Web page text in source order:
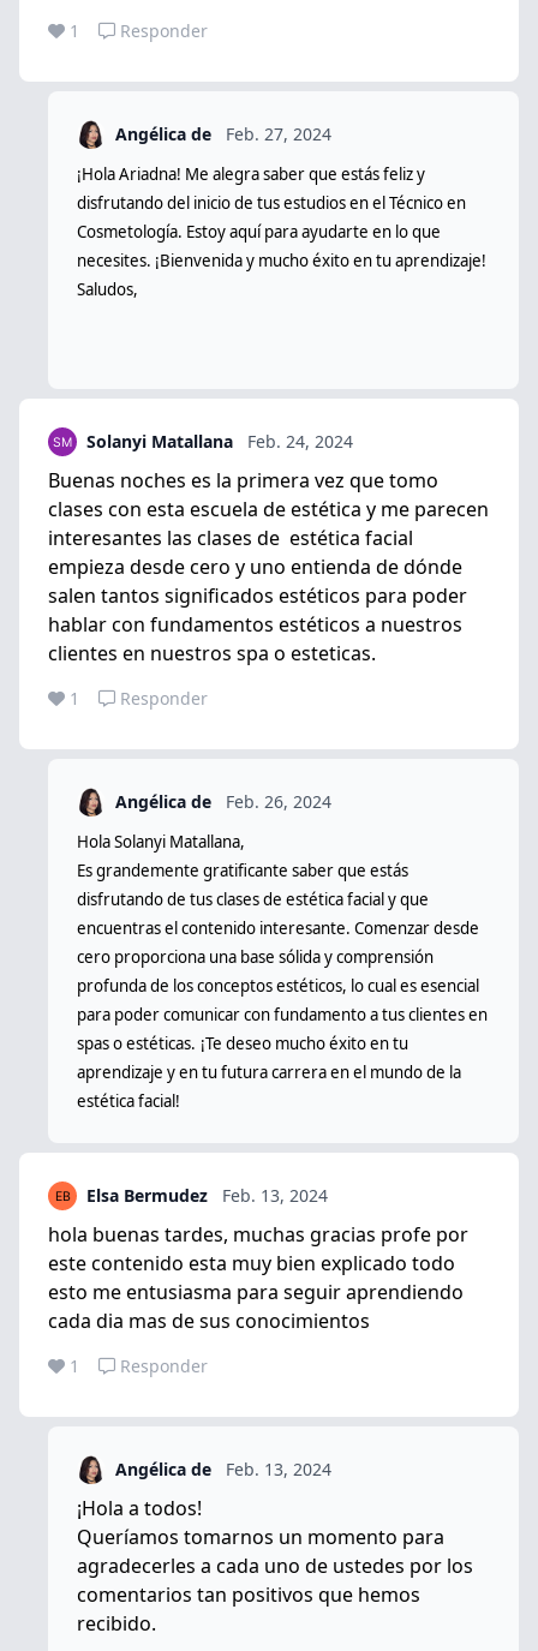
1 Responder
Angélica de Feb. 27, 2024
¡Hola Ariadna! Me alegra saber que estás feliz y
disfrutando del inicio de tus estudios en el Técnico en
Cosmetología. Estoy aquí para ayudarte en lo que
necesites. ¡Bienvenida y mucho éxito en tu aprendizaje!
Saludos,
Solanyi Matallana Feb. 24, 2024
Buenas noches es la primera vez que tomo
clases con esta escuela de estética y me parecen
interesantes las clases de estética facial
empieza desde cero y uno entienda de dónde
salen tantos significados estéticos para poder
hablar con fundamentos estéticos a nuestros
clientes en nuestros spa o esteticas.
1 Responder
Angélica de Feb. 26, 2024
Hola Solanyi Matallana,
Es grandemente gratificante saber que estás
disfrutando de tus clases de estética facial y que
encuentras el contenido interesante. Comenzar desde
cero proporciona una base sólida y comprensión
profunda de los conceptos estéticos, lo cual es esencial
para poder comunicar con fundamento a tus clientes en
spas o estéticas. ¡Te deseo mucho éxito en tu
aprendizaje y en tu futura carrera en el mundo de la
estética facial!
Elsa Bermudez Feb. 13, 2024
hola buenas tardes, muchas gracias profe por
este contenido esta muy bien explicado todo
esto me entusiasma para seguir aprendiendo
cada dia mas de sus conocimientos
1 Responder
Angélica de Feb. 13, 2024
¡Hola a todos!
Queríamos tomarnos un momento para
agradecerles a cada uno de ustedes por los
comentarios tan positivos que hemos
recibido.